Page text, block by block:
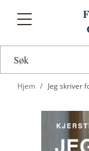
Toggle
Hjem Jeg skriver